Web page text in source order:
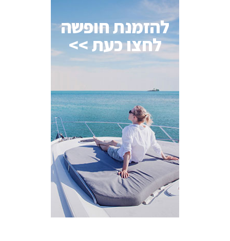
להזמנת חופשה
לחצו כעת >>
AI Assistant
איך אפשר לעזור?
בחר אחת מהאפשרויות.